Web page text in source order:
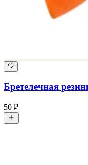
Бретелечная
50 ₽